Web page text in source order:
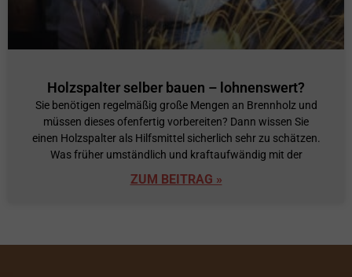
Holzspalter selber bauen – lohnenswert?
Sie benötigen regelmäßig große Mengen an Brennholz und
müssen dieses ofenfertig vorbereiten? Dann wissen Sie
einen Holzspalter als Hilfsmittel sicherlich sehr zu schätzen.
Was früher umständlich und kraftaufwändig mit der
ZUM BEITRAG »